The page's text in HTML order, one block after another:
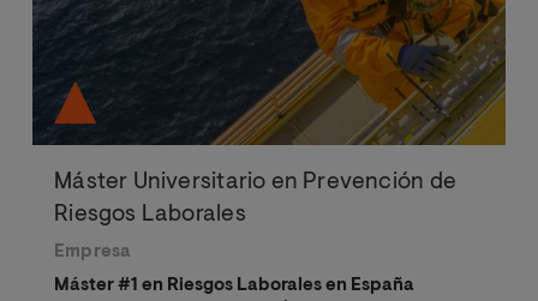
Máster Universitario en Prevención de
Riesgos Laborales
Empresa
Máster #1 en Riesgos Laborales en España